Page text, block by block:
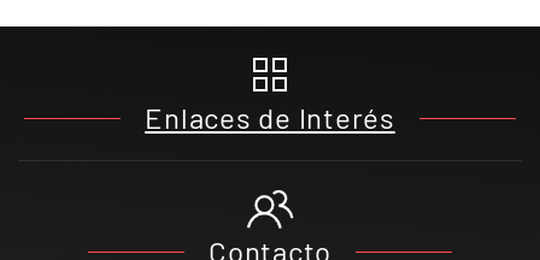
Enlaces de Interés
Contacto